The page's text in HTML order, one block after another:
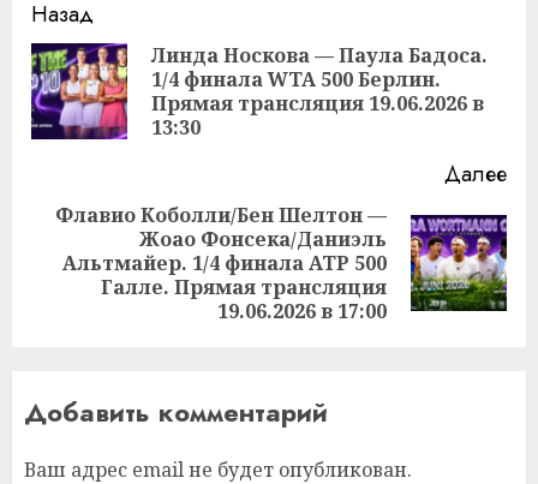
Продолжить
чтение
Назад
Линда Носкова — Паула Бадоса.
1/4 финала WTA 500 Берлин.
Прямая трансляция 19.06.2026 в
13:30
Далее
Следующая
запись:
Флавио Коболли/Бен Шелтон —
Жоао Фонсека/Даниэль
Альтмайер. 1/4 финала ATP 500
Галле. Прямая трансляция
19.06.2026 в 17:00
Добавить комментарий
Ваш адрес email не будет опубликован.